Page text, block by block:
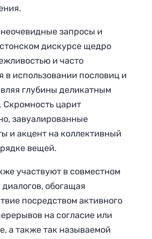
запросы и
дискурсе щедро
и часто
в использовании пословиц и
глубины деликатным
Скромность царит
завуалированные
и акцент на коллективный
вещей.
участвуют в совместном
обогащая
посредством активного
на согласие или
а также так называемой